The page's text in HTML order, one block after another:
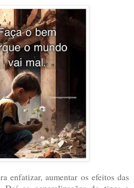
enfatizar, aumentar os efeitos das